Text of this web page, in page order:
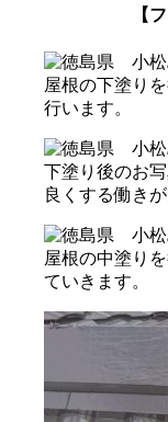
【
屋根の下塗り
行います。
下塗り後のお
良くする働きが
屋根の中塗り
ていきます。